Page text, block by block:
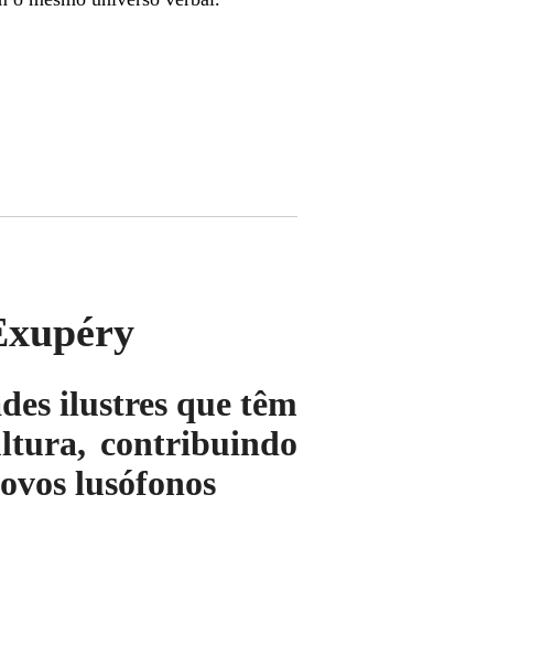
ilustres que têm
contribuindo
lusófonos